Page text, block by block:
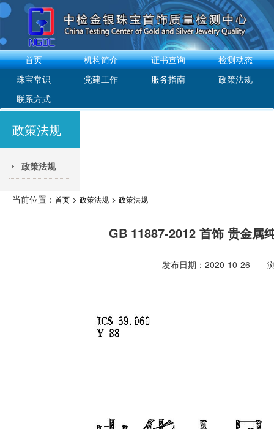
首页 机构简介 证书查询
检测动态
珠宝常识
党建工作 服务指南
政策法规
联系方式
政策法规
政策法规
当前位置： 首页 > 政策法规 > 政策法规
GB 11887-2012 首饰 贵金属
发布日期：2020-10-26